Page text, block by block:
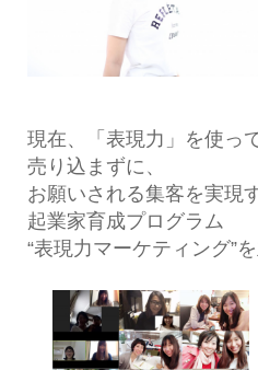
現在、「表現力」を使っ
売り込まずに、
お願いされる集客を実現
起業家育成プログラム
“表現力マーケティング”